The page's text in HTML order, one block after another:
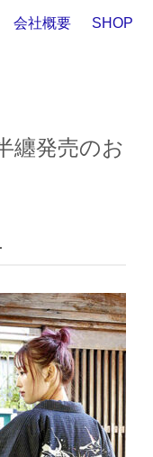
会社概要 SHOP
纏発売のお